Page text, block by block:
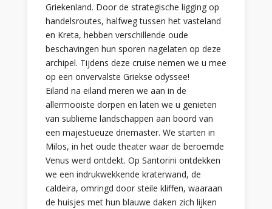
Griekenland. Door de strategische ligging op
handelsroutes, halfweg tussen het vasteland
en Kreta, hebben verschillende oude
beschavingen hun sporen nagelaten op deze
archipel. Tijdens deze cruise nemen we u mee
op een onvervalste Griekse odyssee!
Eiland na eiland meren we aan in de
allermooiste dorpen en laten we u genieten
van sublieme landschappen aan boord van
een majestueuze driemaster. We starten in
Milos, in het oude theater waar de beroemde
Venus werd ontdekt. Op Santorini ontdekken
we een indrukwekkende kraterwand, de
caldeira, omringd door steile kliffen, waaraan
de huisjes met hun blauwe daken zich lijken